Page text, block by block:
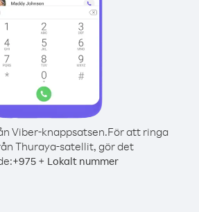
Viber-knappsatsen.För att ringa
Thuraya-satellit, gör det
+975+ Lokalt nummer